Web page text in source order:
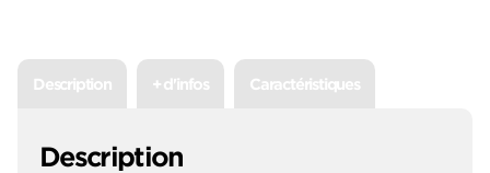
Description + d'infos Caractéristiques
Description